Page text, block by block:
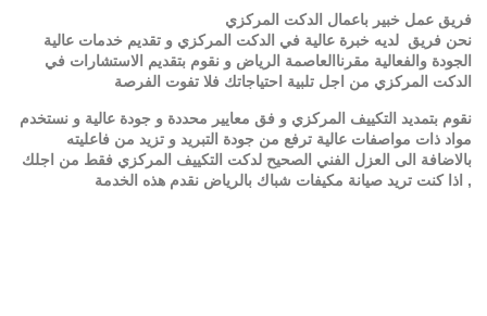
فريق عمل خبير باعمال الدكت المركزي
نحن فريق لديه خبرة عالية في الدكت المركزي و تقديم خدمات عالية
الجودة والفعالية مقرناالعاصمة الرياض و نقوم بتقديم الاستشارات في
الدكت المركزي من اجل تلبية احتياجاتك فلا تفوت الفرصة
نقوم بتمديد التكييف المركزي و فق معايير محددة و جودة عالية و نستخدم
مواد ذات مواصفات عالية ترفع من جودة التبريد و تزيد من فاعليته
بالاضافة الى العزل الفني الصحيح لدكت التكييف المركزي فقط من اجلك
, اذا كنت تريد صيانة مكيفات شباك بالرياض نقدم هذه الخدمة